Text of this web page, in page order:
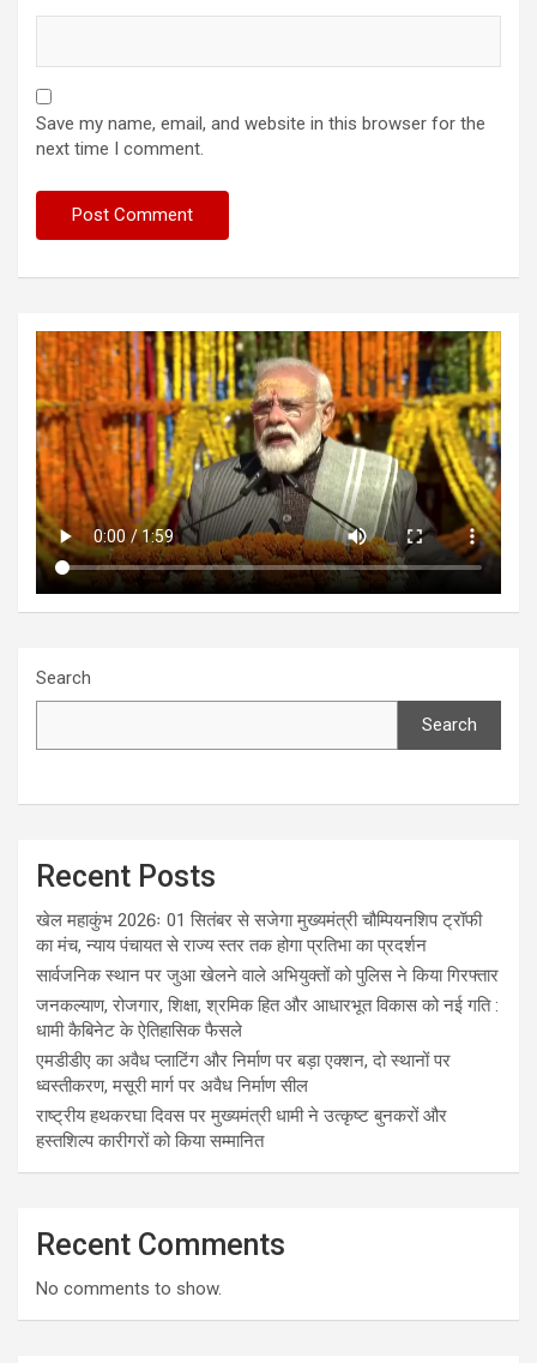
Save my name, email, and website in this browser for the
next time I comment.
Search
Search
Recent Posts
खेल महाकुंभ 2026ः 01 सितंबर से सजेगा मुख्यमंत्री चौम्पियनशिप ट्रॉफी
का मंच, न्याय पंचायत से राज्य स्तर तक होगा प्रतिभा का प्रदर्शन
सार्वजनिक स्थान पर जुआ खेलने वाले अभियुक्तों को पुलिस ने किया गिरफ्तार
जनकल्याण, रोजगार, शिक्षा, श्रमिक हित और आधारभूत विकास को नई गति :
धामी कैबिनेट के ऐतिहासिक फैसले
एमडीडीए का अवैध प्लाटिंग और निर्माण पर बड़ा एक्शन, दो स्थानों पर
ध्वस्तीकरण, मसूरी मार्ग पर अवैध निर्माण सील
राष्ट्रीय हथकरघा दिवस पर मुख्यमंत्री धामी ने उत्कृष्ट बुनकरों और
हस्तशिल्प कारीगरों को किया सम्मानित
Recent Comments
No comments to show.